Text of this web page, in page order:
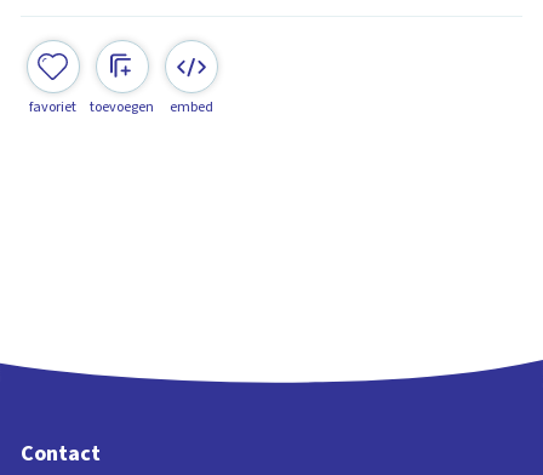
favoriet toevoegen embed
Contact